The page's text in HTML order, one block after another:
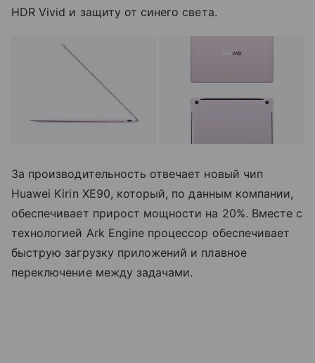
HDR Vivid и защиту от синего света.
За производительность отвечает новый чип
Huawei Kirin XE90, который, по данным компании,
обеспечивает прирост мощности на 20%. Вместе с
технологией Ark Engine процессор обеспечивает
быструю загрузку приложений и плавное
переключение между задачами.